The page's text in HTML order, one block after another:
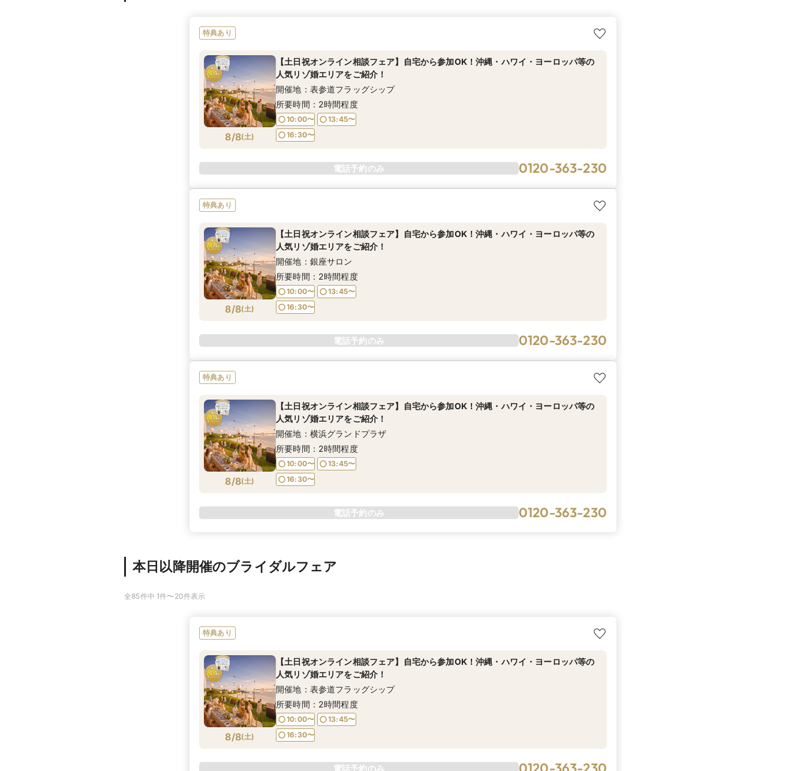
特典あり
8/8(土)
【土日祝オンライン相談フェア】自宅から参加OK！沖縄・ハワイ・ヨーロッパ等の
人気リゾ婚エリアをご紹介！
開催地：表参道フラッグシップ
所要時間：2時間程度
10:00〜
13:45〜
16:30〜
電話予約のみ 0120-363-230
特典あり
8/8(土)
【土日祝オンライン相談フェア】自宅から参加OK！沖縄・ハワイ・ヨーロッパ等の
人気リゾ婚エリアをご紹介！
開催地：銀座サロン
所要時間：2時間程度
10:00〜
13:45〜
16:30〜
電話予約のみ 0120-363-230
特典あり
8/8(土)
【土日祝オンライン相談フェア】自宅から参加OK！沖縄・ハワイ・ヨーロッパ等の
人気リゾ婚エリアをご紹介！
開催地：横浜グランドプラザ
所要時間：2時間程度
10:00〜
13:45〜
16:30〜
電話予約のみ 0120-363-230
本日以降開催のブライダルフェア
全85件中 1件〜20件表示
特典あり
8/8(土)
【土日祝オンライン相談フェア】自宅から参加OK！沖縄・ハワイ・ヨーロッパ等の
人気リゾ婚エリアをご紹介！
開催地：表参道フラッグシップ
所要時間：2時間程度
10:00〜
13:45〜
16:30〜
電話予約のみ